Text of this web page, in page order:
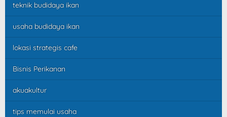
teknik budidaya ikan
usaha budidaya ikan
lokasi strategis cafe
Bisnis Perikanan
akuakultur
tips memulai usaha